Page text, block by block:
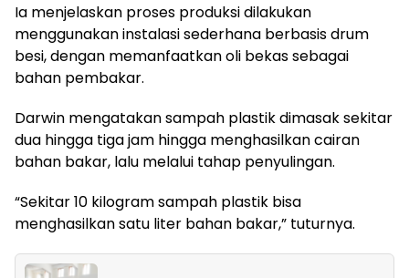
Ia menjelaskan proses produksi dilakukan
menggunakan instalasi sederhana berbasis drum
besi, dengan memanfaatkan oli bekas sebagai
bahan pembakar.
Darwin mengatakan sampah plastik dimasak sekitar
dua hingga tiga jam hingga menghasilkan cairan
bahan bakar, lalu melalui tahap penyulingan.
“Sekitar 10 kilogram sampah plastik bisa
menghasilkan satu liter bahan bakar,” tuturnya.